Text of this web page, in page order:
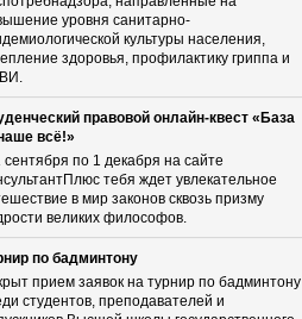
уровня санитарно-
культуры населения,
здоровья, профилактику гриппа и
правовой онлайн-квест «База
всё!»
по 1 декабря на сайте
тебя ждет увлекательное
в мир законов сквозь призму
великих философов.
по бадминтону
прием заявок на турнир по бадминтону
студентов, преподавателей и